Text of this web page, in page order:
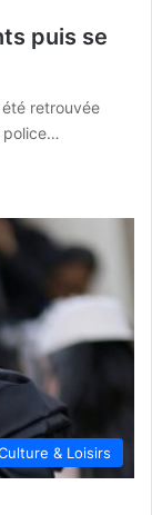
puis se
retrouvée
police…
& Loisirs